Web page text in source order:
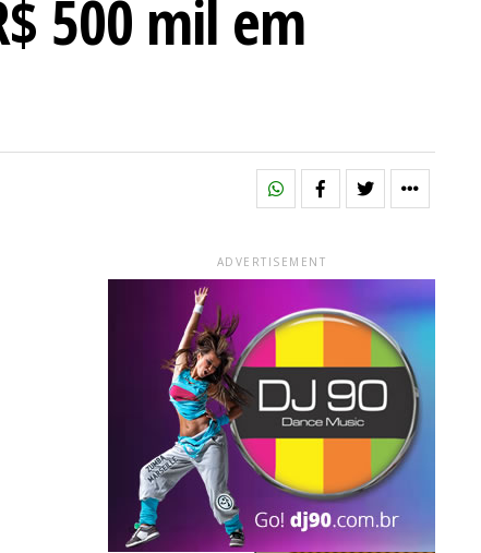
500 mil em
ADVERTISEMENT